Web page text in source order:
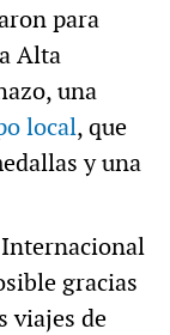
para
Alta
una
local, que
y una
gracias
viajes de